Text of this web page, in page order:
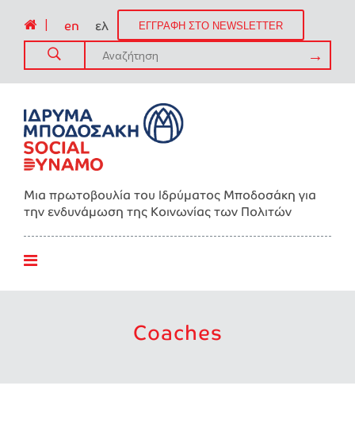
en ελ ΕΓΓΡΑΦΗ ΣΤΟ NEWSLETTER
Μια πρωτοβουλία του Ιδρύματος Μποδοσάκη για
την ενδυνάμωση της Kοινωνίας των Πολιτών
Coaches